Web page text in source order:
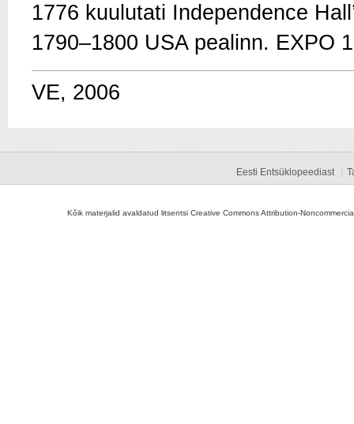
1776 kuulutati Independence
1790–1800 USA pealinn. EXPO
VE, 2006
Eesti Entsüklopeediast
Kõik materjalid avaldatud litsentsi Creative Commons Attribution-